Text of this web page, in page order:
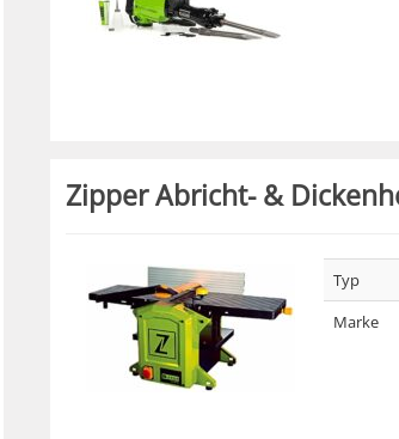
Zipper Abricht- &
Typ
Marke